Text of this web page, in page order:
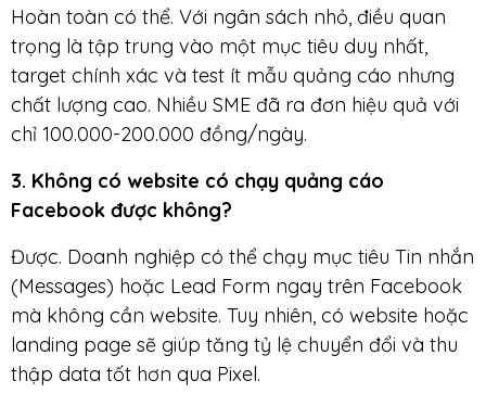
Hoàn toàn có thể. Với ngân sách nhỏ, điều quan
trọng là tập trung vào một mục tiêu duy nhất,
target chính xác và test ít mẫu quảng cáo nhưng
chất lượng cao. Nhiều SME đã ra đơn hiệu quả với
chỉ 100.000-200.000 đồng/ngày.
3. Không có website có chạy quảng cáo
Facebook được không?
Được. Doanh nghiệp có thể chạy mục tiêu Tin nhắn
(Messages) hoặc Lead Form ngay trên Facebook
mà không cần website. Tuy nhiên, có website hoặc
landing page sẽ giúp tăng tỷ lệ chuyển đổi và thu
thập data tốt hơn qua Pixel.